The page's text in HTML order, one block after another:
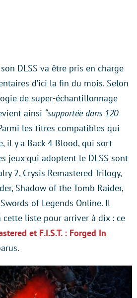
DLSS va être pris en charge
d’ici la fin du mois. Selon
de super-échantillonnage
ainsi “supportée dans 120
les titres compatibles qui
il y a Back 4 Blood, qui sort
jeux qui adoptent le DLSS sont
2, Crysis Remastered Trilogy,
Shadow of the Tomb Raider,
of Legends Online. Il
cette liste pour arriver à dix : ce
et F.I.S.T. : Forged In